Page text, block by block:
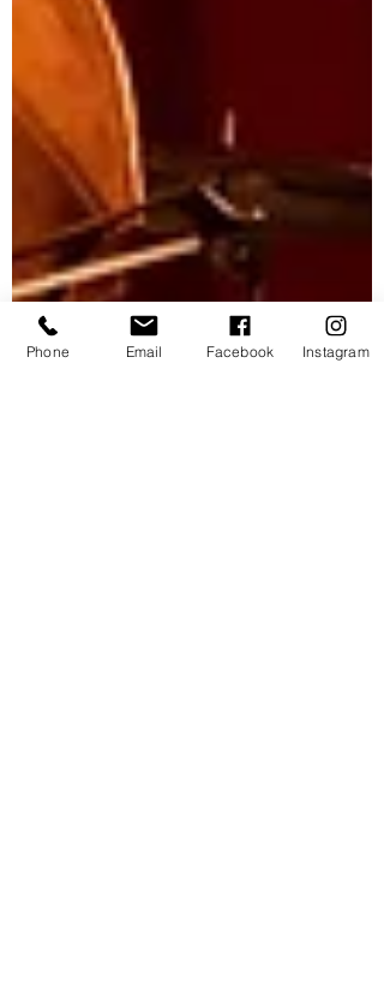
Phone Email Facebook Instagram